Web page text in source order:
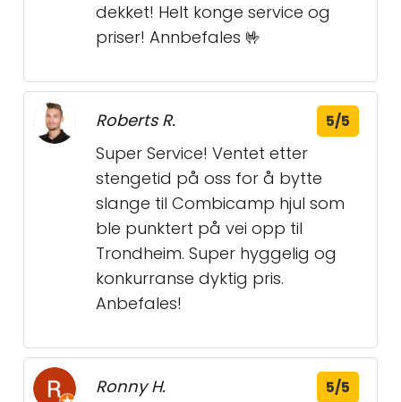
dekket! Helt konge service og
priser! Annbefales 🤟
Roberts R. 5/5
Super Service! Ventet etter
stengetid på oss for å bytte
slange til Combicamp hjul som
ble punktert på vei opp til
Trondheim. Super hyggelig og
konkurranse dyktig pris.
Anbefales!
Ronny H. 5/5